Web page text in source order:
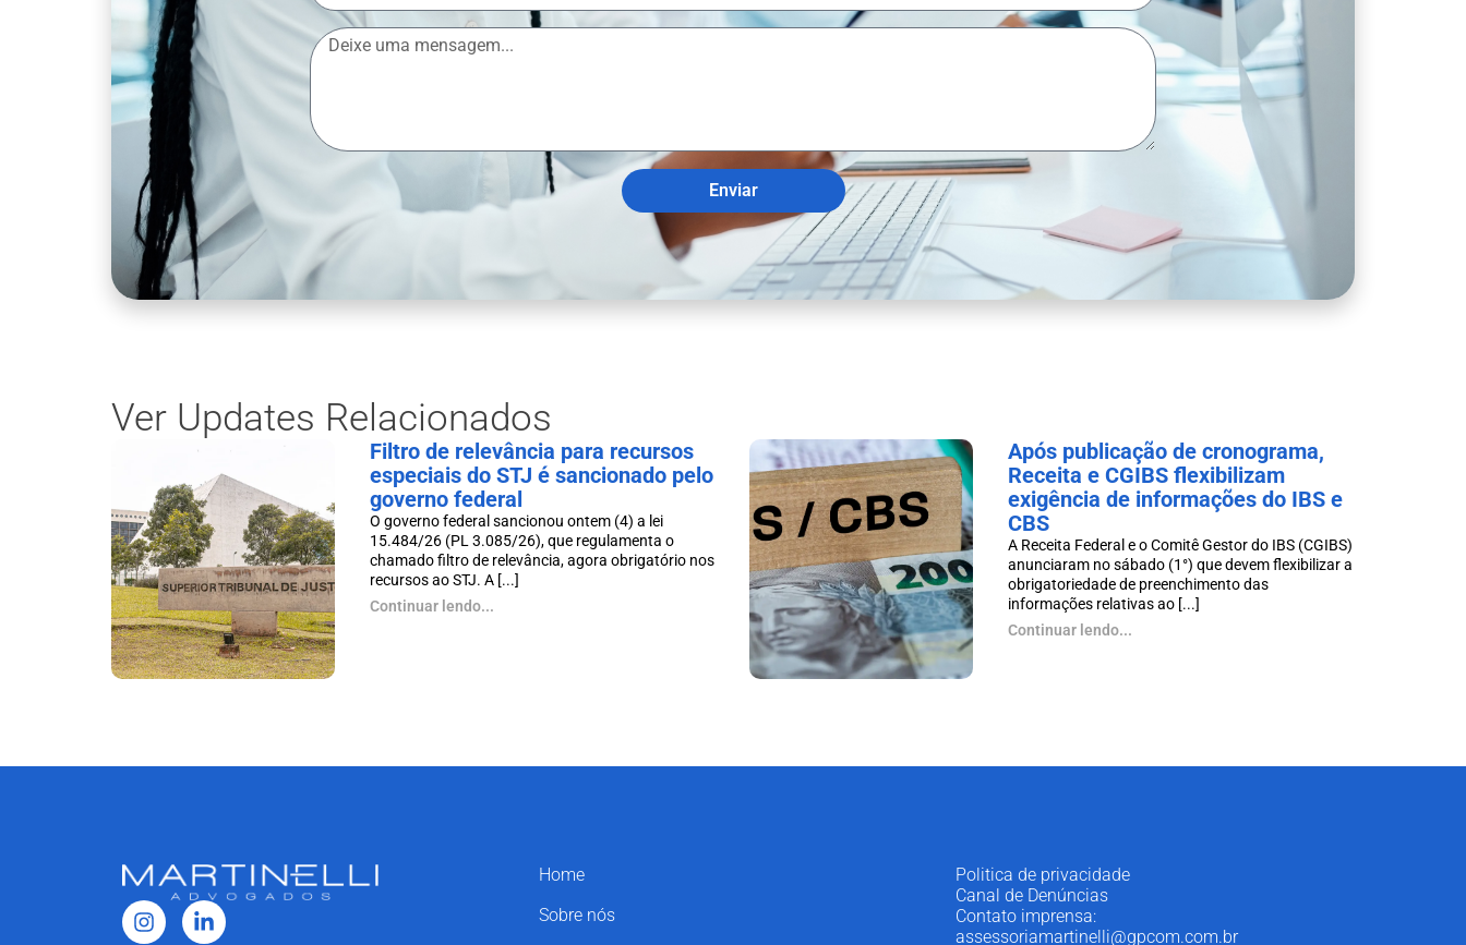
Enviar
Ver Updates Relacionados
Filtro de relevância para recursos
especiais do STJ é sancionado pelo
governo federal
O governo federal sancionou ontem (4) a lei
15.484/26 (PL 3.085/26), que regulamenta o
chamado filtro de relevância, agora obrigatório nos
recursos ao STJ. A [...]
Continuar lendo...
Após publicação de cronograma,
Receita e CGIBS flexibilizam
exigência de informações do IBS e
CBS
A Receita Federal e o Comitê Gestor do IBS (CGIBS)
anunciaram no sábado (1°) que devem flexibilizar a
obrigatoriedade de preenchimento das
informações relativas ao [...]
Continuar lendo...
Home
Sobre nós
Politica de privacidade
Canal de Denúncias
Contato imprensa:
assessoriamartinelli@gpcom.com.br